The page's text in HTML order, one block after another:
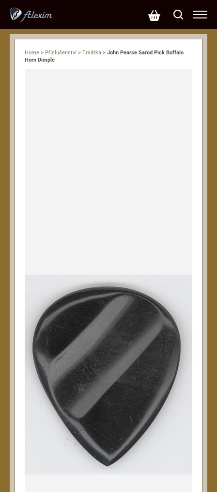
Home > Příslušenství > Trsátka > John Pearse Sarod Pick Buffalo
Horn Dimple